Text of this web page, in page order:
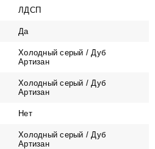
ЛДСП
Да
Холодный серый / Дуб
Артизан
Холодный серый / Дуб
Артизан
Нет
Холодный серый / Дуб
Артизан